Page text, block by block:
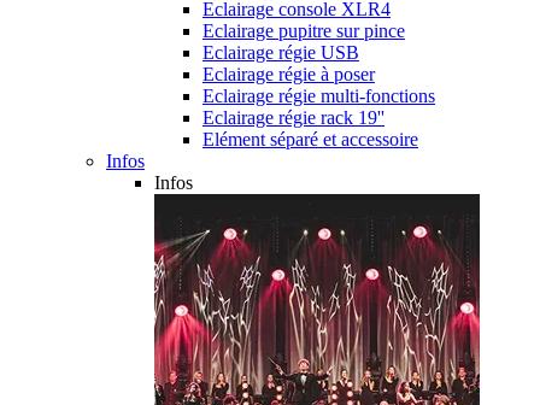
Eclairage console XLR4
Eclairage pupitre sur pince
Eclairage régie USB
Eclairage régie à poser
Eclairage régie multi-fonctions
Eclairage régie rack 19''
Elément séparé et accessoire
Infos
Infos